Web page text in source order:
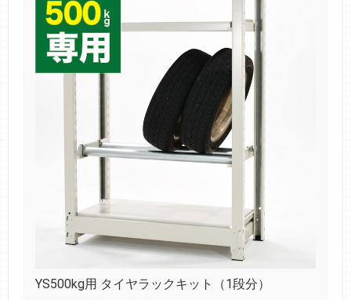
YS500kg用 タイヤラックキット（1段分）